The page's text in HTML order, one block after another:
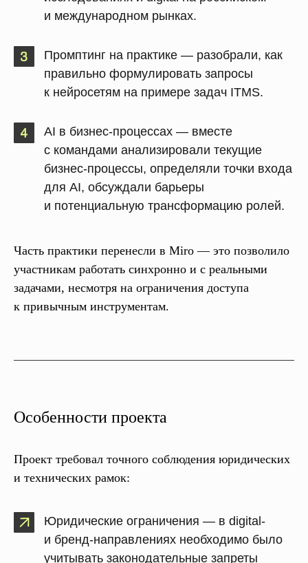
и международном рынках.
Промптинг на практике — разобрали, как
правильно формулировать запросы
к нейросетям на примере задач ITMS.
AI в бизнес-процессах — вместе
с командами анализировали текущие
бизнес-процессы, определяли точки входа
для AI, обсуждали барьеры
и потенциальную трансформацию ролей.
Часть практики перенесли в Miro — это позволило
участникам работать синхронно и с реальными
задачами, несмотря на ограничения доступа
к привычным инструментам.
Особенности проекта
Проект требовал точного соблюдения юридических
и технических рамок:
Юридические ограничения — в digital-
и бренд-направлениях необходимо было
учитывать законодательные запреты